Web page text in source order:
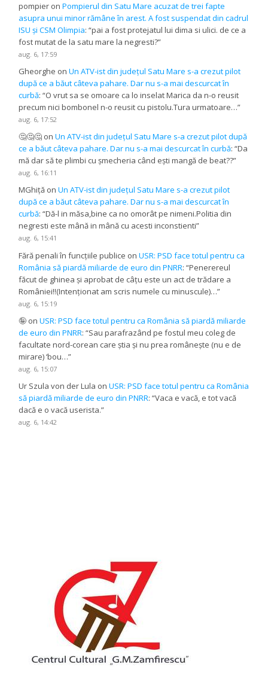
pompier onPompierul din Satu Mare acuzat de trei fapte
asupra unui minor rămâne în arest. A fost suspendat din cadrul
ISU și CSM Olimpia: “pai a fost protejatul lui dima si ulici. de ce a
fost mutat de la satu mare la negresti?”
aug. 6, 17:59
Gheorghe onUn ATV-ist din județul Satu Mare s-a crezut pilot
după ce a băut câteva pahare. Dar nu s-a mai descurcat în
curbă: “O vrut sa se omoare ca lo inselat Marica da n-o reusit
precum nici bombonel n-o reusit cu pistolu.Tura urmatoare…”
aug. 6, 17:52
🤔🤔🤔 onUn ATV-ist din județul Satu Mare s-a crezut pilot după
ce a băut câteva pahare. Dar nu s-a mai descurcat în curbă: “Da
mă dar să te plimbi cu șmecheria când ești mangă de beat??”
aug. 6, 16:11
MGhiță onUn ATV-ist din județul Satu Mare s-a crezut pilot
după ce a băut câteva pahare. Dar nu s-a mai descurcat în
curbă: “Dă-l in măsa,bine ca no omorât pe nimeni.Politia din
negresti este mână in mână cu acesti inconstienti”
aug. 6, 15:41
Fără penali în funcțiile publice onUSR: PSD face totul pentru ca
România să piardă miliarde de euro din PNRR: “Penerereul
făcut de ghinea și aprobat de câțu este un act de trădare a
României!!(Intenționat am scris numele cu minuscule)…”
aug. 6, 15:19
🤪 onUSR: PSD face totul pentru ca România să piardă miliarde
de euro din PNRR: “Sau parafrazând pe fostul meu coleg de
facultate nord-corean care știa și nu prea românește (nu e de
mirare) ‘bou…”
aug. 6, 15:07
Ur Szula von der Lula onUSR: PSD face totul pentru ca România
să piardă miliarde de euro din PNRR: “Vaca e vacă, e tot vacă
dacă e o vacă userista.”
aug. 6, 14:42